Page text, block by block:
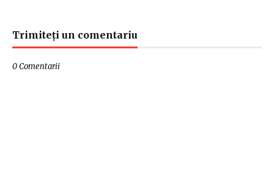
Trimiteți un comentariu
0 Comentarii